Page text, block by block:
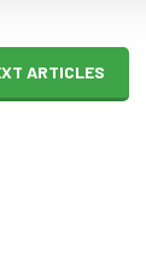
ARTICLES